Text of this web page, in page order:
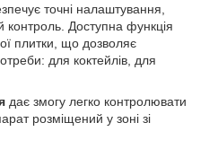
точні налаштування,
контроль. Доступна функція
плитки, що дозволяє
для коктейлів, для
дає змогу легко контролювати
розміщений у зоні зі